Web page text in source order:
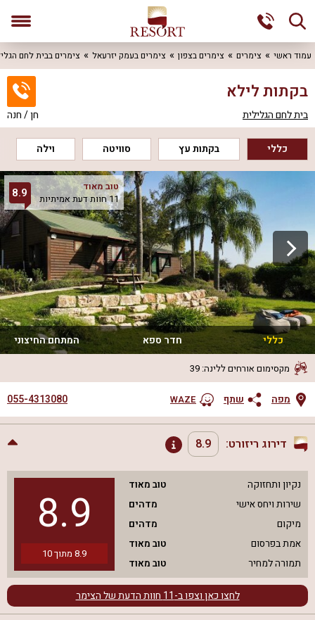
עמוד ראשי צימרים צימרים בצפון צימרים בעמק יזרעאל צימרים בבית לחם
בקתות לילא
בית לחם הגלילית חן / חנה
כללי בקתות עץ סוויטה וילה
טוב מאוד
11 חוות דעת אמיתיות
8.9
כללי חדר ספא המתחם החיצוני
מקסימום אורחים ללינה:
39
מפה שתף WAZE
055-4313080
דירוג ריזורט: 8.9
נקיון ותחזוקה
טוב מאוד
שירות ויחס אישי
מדהים
מיקום
מדהים
אמת בפרסום
טוב מאוד
תמורה למחיר
טוב מאוד
8.9
8.9 מתוך10
לחצו כאן וצפו ב-11 חוות הדעת של הצימר